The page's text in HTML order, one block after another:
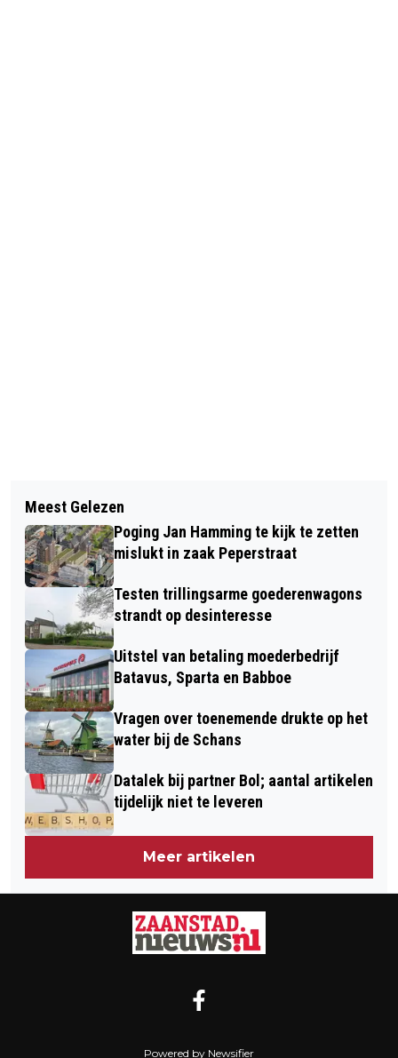
TUINRANGERS GAAN INWONERS
VOORZIEN VAN GRATIS TUINADVIES
OP MAAT
VERDUURZAMING 246 WONINGEN
ROCHDALE IN PELDERSVELD ZONDER
HUURVERHOGING
Meest Gelezen
Poging Jan Hamming te kijk te zetten
mislukt in zaak Peperstraat
Testen trillingsarme goederenwagons
strandt op desinteresse
Uitstel van betaling moederbedrijf
Batavus, Sparta en Babboe
Vragen over toenemende drukte op het
water bij de Schans
Datalek bij partner Bol; aantal artikelen
tijdelijk niet te leveren
Meer artikelen
Powered by Newsifier